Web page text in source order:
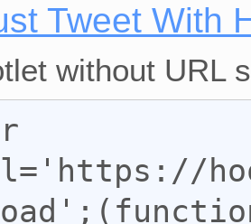
Tweet With
without URL